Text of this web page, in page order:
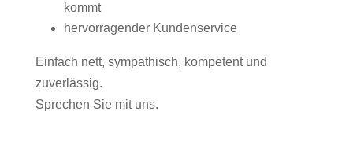
kommt
hervorragender Kundenservice
Einfach nett, sympathisch, kompetent und
zuverlässig.
Sprechen Sie mit uns.